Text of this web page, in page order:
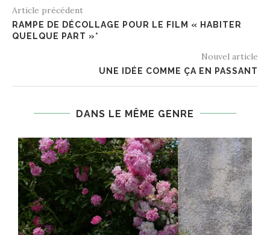
Article précédent
RAMPE DE DÉCOLLAGE POUR LE FILM « HABITER
QUELQUE PART »*
Nouvel article
UNE IDÉE COMME ÇA EN PASSANT
DANS LE MÊME GENRE